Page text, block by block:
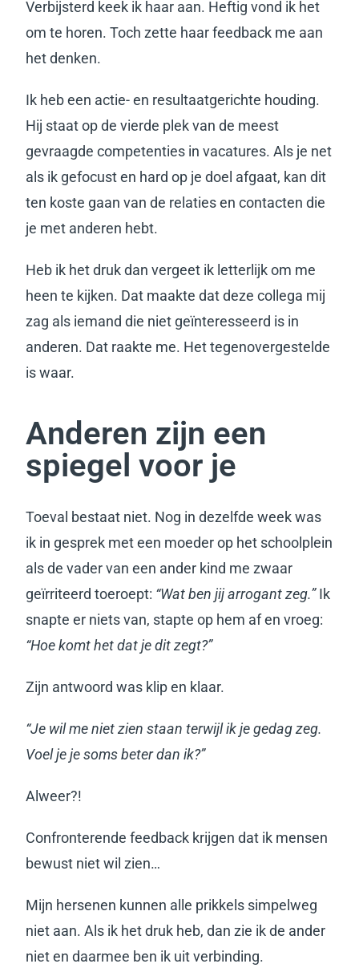
Verbijsterd keek ik haar aan. Heftig vond ik het
om te horen. Toch zette haar feedback me aan
het denken.
Ik heb een actie- en resultaatgerichte houding.
Hij staat op de vierde plek van de meest
gevraagde competenties in vacatures.Als je net
als ik gefocust en hard op je doel afgaat, kan dit
ten koste gaan van de relaties en contacten die
je met anderen hebt.
Heb ik het druk dan vergeet ik letterlijk om me
heen te kijken. Dat maakte dat deze collega mij
zag als iemand die niet geïnteresseerd is in
anderen. Dat raakte me. Het tegenovergestelde
is waar.
Anderen zijn een
spiegel voor je
Toeval bestaat niet. Nog in dezelfde week was
ik in gesprek met een moeder op het schoolplein
als de vader van een ander kind me zwaar
geïrriteerd toeroept: “Wat ben jij arrogant zeg.”Ik
snapte er niets van, stapte op hem af en vroeg:
“Hoe komt het dat je dit zegt?”
Zijn antwoord was klip en klaar.
“Je wil me niet zien staan terwijl ik je gedag zeg.
Voel je je soms beter dan ik?”
Alweer?!
Confronterende feedback krijgen dat ik mensen
bewust niet wil zien…
Mijn hersenen kunnen alle prikkels simpelweg
niet aan. Als ik het druk heb, dan zie ik de ander
niet en daarmee ben ik uit verbinding.